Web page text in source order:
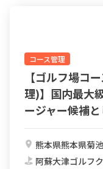
コース管理
【ゴルフ場コ
理)】国内最大
ージャー候補
熊本県熊本県菊
阿蘇大津ゴルフ